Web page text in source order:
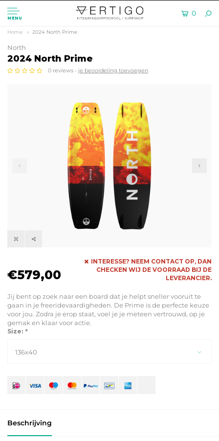
MENU
0
Home 2024 North Prime
North
2024 North Prime
0 reviews - je beoordeling toevoegen
€579,00
INTERESSE? NEEM CONTACT OP, DAN
CHECKEN WIJ DE VOORRAAD BIJ DE
LEVERANCIER.
Jij bent op zoek naar een board dat je helpt sneller vooruit te
gaan in je freeridevaardigheden. De Prime is de perfecte keuze
voor jou. Zodra je erop staat, voel je je meteen vertrouwd, op je
gemak en klaar voor actie.
Size: *
136x40
Beschrijving